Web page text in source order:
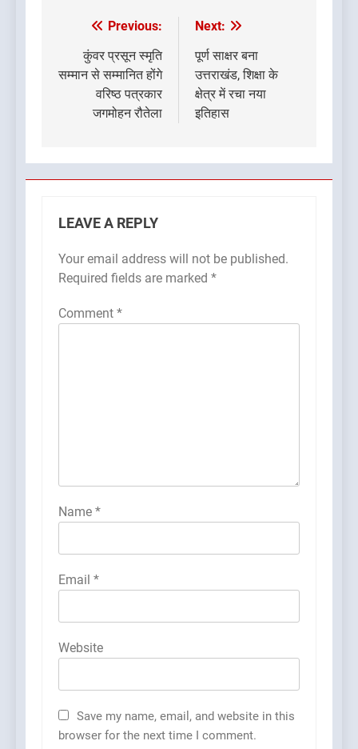
Post
navigation
Previous:
कुंवर प्रसून स्मृति
सम्मान से सम्मानित होंगे
वरिष्ठ पत्रकार
जगमोहन रौतेला
Next:
पूर्ण साक्षर बना
उत्तराखंड, शिक्षा के
क्षेत्र में रचा नया
इतिहास
LEAVE A REPLY
Your email address will not be published.
Required fields are marked *
Comment *
Name *
Email *
Website
Save my name, email, and website in this
browser for the next time I comment.